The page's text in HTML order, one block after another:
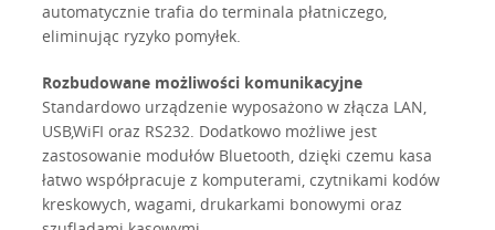
automatycznie trafia do terminala płatniczego,
eliminując ryzyko pomyłek.
Rozbudowane możliwości komunikacyjne
Standardowo urządzenie wyposażono w złącza LAN,
USB,WiFI oraz RS232. Dodatkowo możliwe jest
zastosowanie modułów Bluetooth, dzięki czemu kasa
łatwo współpracuje z komputerami, czytnikami kodów
kreskowych, wagami, drukarkami bonowymi oraz